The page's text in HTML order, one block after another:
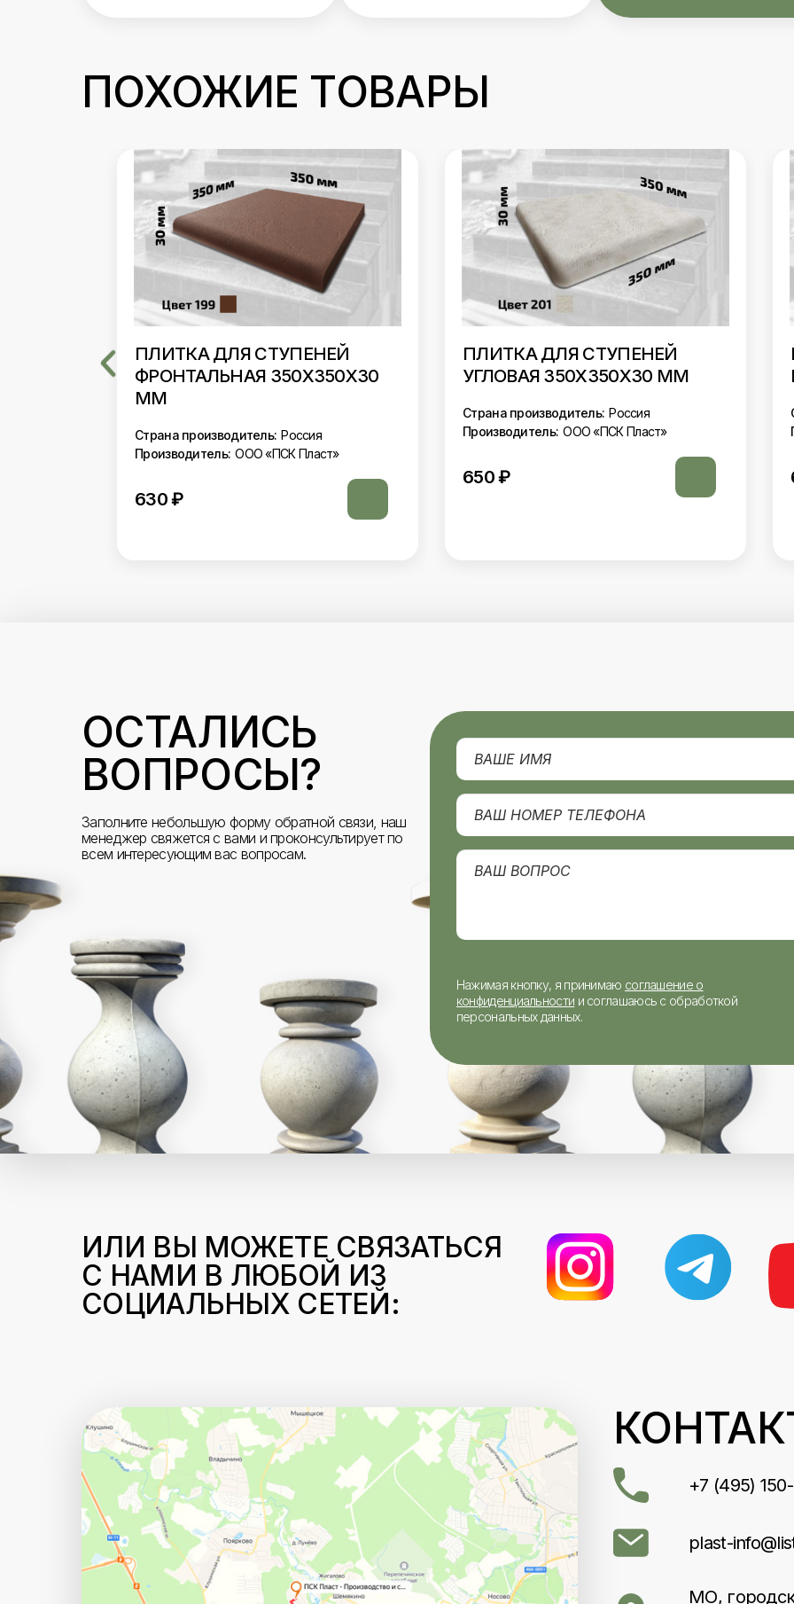
ПОХОЖИЕ ТОВАРЫ
ПЛИТКА ДЛЯ СТУПЕНЕЙ
УГЛОВАЯ 350Х350Х30 ММ
Производитель: ООО «ПСК Пласт»
ПЛИТКА АНТИСКОЛЬЗЯЩАЯ
БАЗОВАЯ 350Х350Х30 ММ
Страна производитель: Россия
Производитель: ООО «ПСК Пласт»
610₽
ОСТАЛИСЬ
ВОПРОСЫ?
Заполните небольшую форму обратной связи, наш
менеджер свяжется с вами и проконсультирует по
всем интересующим вас вопросам.
Нажимая кнопку, я принимаю соглашение о
конфиденциальности и соглашаюсь с обработкой
персональных данных.
ИЛИ ВЫ МОЖЕТЕ СВЯЗАТЬСЯ
С НАМИ В ЛЮБОЙ ИЗ
СОЦИАЛЬНЫХ СЕТЕЙ:
+7 (495)
plast-
МО,